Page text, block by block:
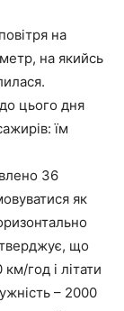
на
на якийсь
цього дня
їм
36
як
що
год і літати
– 2000